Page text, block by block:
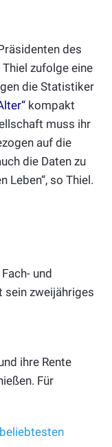
des
zufolge eine
die Statistiker
kompakt
muss ihr
auf die
die Daten zu
Leben“, so Thiel.
und
sein zweijähriges
ihre Rente
Für